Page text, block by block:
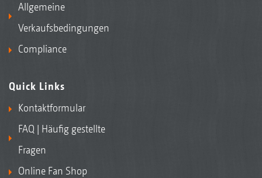
Allgemeine
Verkaufsbedingungen
Compliance
Quick Links
Kontaktformular
FAQ | Häufig gestellte
Fragen
Online Fan Shop